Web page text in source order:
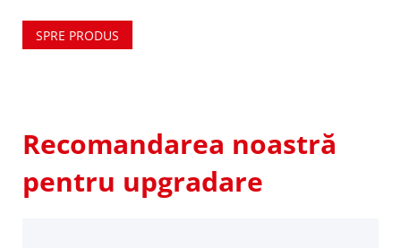
SPRE PRODUS
Recomandarea noastră
pentru upgradare